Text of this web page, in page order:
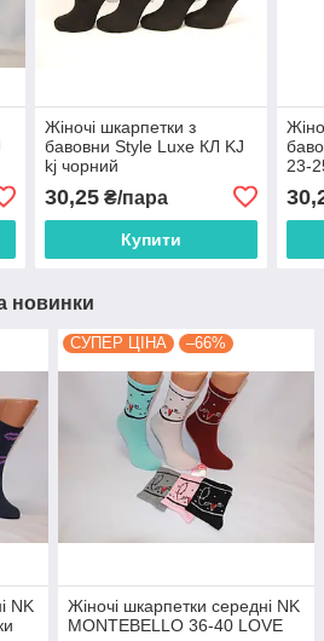
Жіночі шкарпетки з
бавовни Style Luxe КЛ KJ
kj чорний
30,25₴/пара
Купити
23-
новинки
NK
СУПЕР ЦІНА –66%
Жіночі шкарпетки середні NK
MONTEBELLO 36-40 LOVE